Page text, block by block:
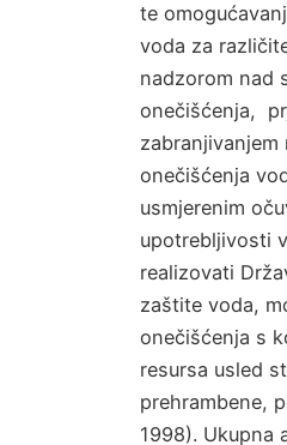
te
voda za
nadzorom nad
onečišćenja,
onečišćenja
usmjerenim
upotrebljivosti
realizovati
zaštite voda,
onečišćenja s
resursa usled
prehrambene,
1998). Ukupna